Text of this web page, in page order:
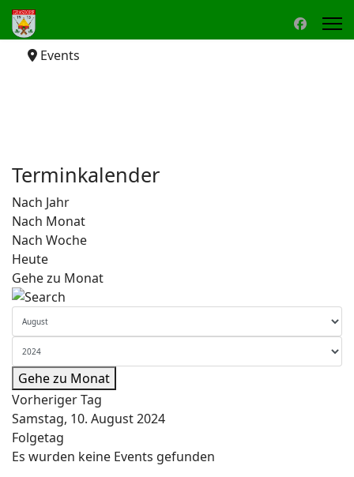
Events
Terminkalender
Nach Jahr
Nach Monat
Nach Woche
Heute
Gehe zu Monat
Gehe zu Monat
Vorheriger Tag
Samstag, 10. August 2024
Folgetag
Es wurden keine Events gefunden